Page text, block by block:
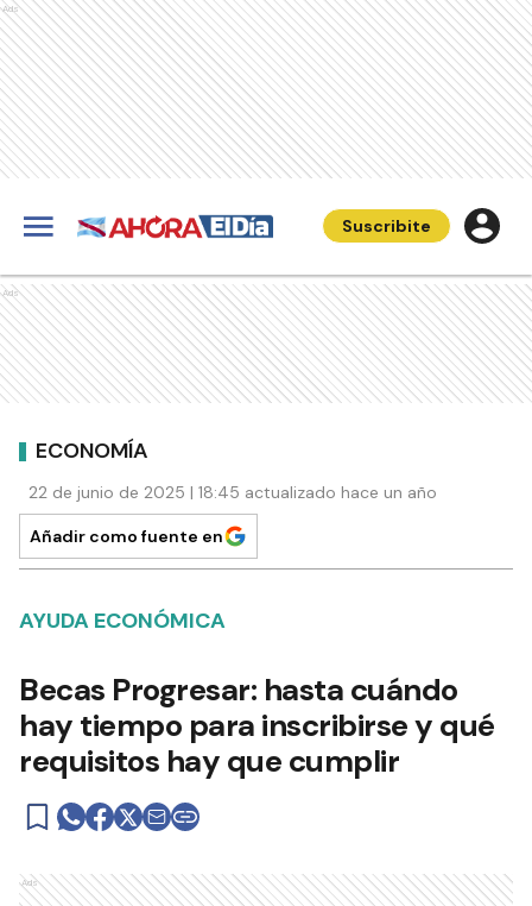
Ads
Suscribite
Ads
ECONOMÍA
22 de junio de 2025 | 18:45 actualizado hace un año
Añadir como fuente en
AYUDA ECONÓMICA
Becas Progresar: hasta cuándo
hay tiempo para inscribirse y qué
requisitos hay que cumplir
Ads